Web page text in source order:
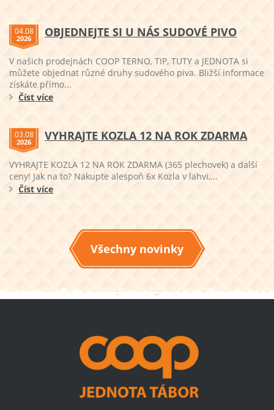
04.08
2026 OBJEDNEJTE SI U NÁS SUDOVÉ PIVO
V našich prodejnách COOP TERNO, TIP, TUTY a JEDNOTA si
můžete objednat různé druhy sudového piva. Bližší informace
získáte přímo...
Číst více
03.08
2026 VYHRAJTE KOZLA 12 NA ROK ZDARMA
VYHRAJTE KOZLA 12 NA ROK ZDARMA (365 plechovek) a další
ceny! Jak na to? Nakupte alespoň 6x Kozla v lahvi,...
Číst více
Všechny novinky